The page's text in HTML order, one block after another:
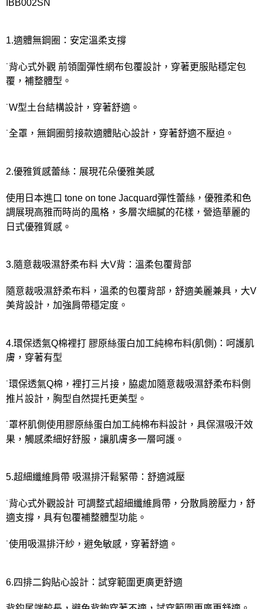
IBB002SN
1.適體無鋼圈：安定溫柔支撐
˙背心式外觀 前領圍彈性網布包覆設計，穿著更服貼穩定包
覆，補整體型。
˙W型土台結構設計，穿著舒適。
˙全罩，無鋼圈剪接款適體貼心設計，穿著舒適不壓迫。
2.優雅質感蕾絲：展現花朵優雅美感
使用日本進口 tone on tone Jacquard彈性蕾絲，優雅柔和色
調展現高雅而時尚的風格，多層次細膩的花樣，營造華麗的
日式優雅質感。
3.隨意裁吸濕舒柔布料 大V背：溫柔包覆背部
隨意裁吸濕舒柔布料，溫柔的包覆背部，舒適美麗兼具，大V
美背設計，加強肩帶穩定度。
4.環保透氣Q棉裡打 膠原絲蛋白加工純棉布料(肌側)：呵護肌
膚，穿著有型
˙環保透氣Q棉，裡打三片接，脇處加隨意裁吸濕舒柔布料側
推片設計，胸型自然提托更美型。
˙罩杯肌側使用膠原絲蛋白加工純棉布料設計，具保濕吸汗效
果，觸感柔細好舒服，讓肌膚多一層呵護。
5.超細纖維肩帶 吸濕排汗鬆緊帶：舒適減壓
˙背心式外觀設計 可調整式超細纖維肩帶，分散肩膀壓力，舒
適支撐，具有包覆補整體型功能。
˙使用吸濕排汗紗，避免敏感，穿著舒適。
6.四排二鈎貼心設計：試穿範圍更廣更舒適